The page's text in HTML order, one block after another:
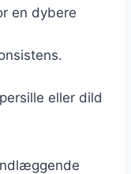
en dybere
eller dild